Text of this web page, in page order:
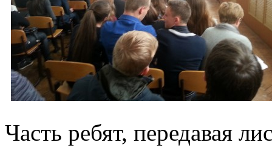
Часть ребят, передавая